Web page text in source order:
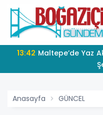
13:42
Anasayfa GÜNCEL